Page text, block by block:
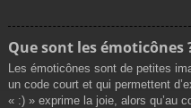
Que sont les émoticônes
Les émoticônes sont de petites
un code court et qui permettent
« :) » exprime la joie, alors qu’au